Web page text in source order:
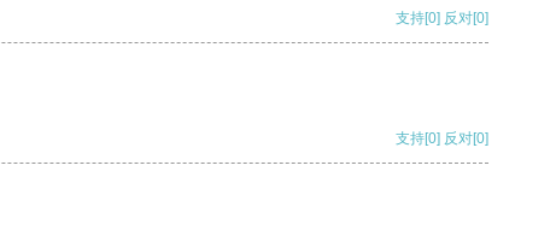
支持[0] 反对[0]
支持[0] 反对[0]